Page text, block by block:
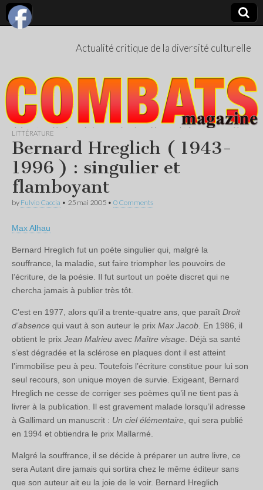
Actualité critique de la diversité culturelle
LITTÉRATURE
Bernard Hreglich ( 1943-
1996 ) : singulier et
flamboyant
by Fulvio Caccia • 25 mai 2005 • 0 Comments
Max Alhau
Bernard Hreglich fut un poète singulier qui, malgré la
souffrance, la maladie, sut faire triompher les pouvoirs de
l’écriture, de la poésie. Il fut surtout un poète discret qui ne
chercha jamais à publier très tôt.
C’est en 1977, alors qu’il a trente-quatre ans, que paraît Droit
d’absence qui vaut à son auteur le prix Max Jacob . En 1986, il
obtient le prix Jean Malrieu avec Maître visage . Déjà sa santé
s’est dégradée et la sclérose en plaques dont il est atteint
l’immobilise peu à peu. Toutefois l’écriture constitue pour lui son
seul recours, son unique moyen de survie. Exigeant, Bernard
Hreglich ne cesse de corriger ses poèmes qu’il ne tient pas à
livrer à la publication. Il est gravement malade lorsqu’il adresse
à Gallimard un manuscrit : Un ciel élémentaire , qui sera publié
en 1994 et obtiendra le prix Mallarmé.
Malgré la souffrance, il se décide à préparer un autre livre, ce
sera Autant dire jamais qui sortira chez le même éditeur sans
que son auteur ait eu la joie de le voir. Bernard Hreglich